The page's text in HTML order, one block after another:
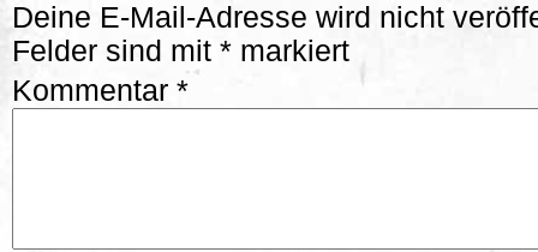
Deine E-Mail-Adresse wird nicht
Felder sind mit * markiert
Kommentar *